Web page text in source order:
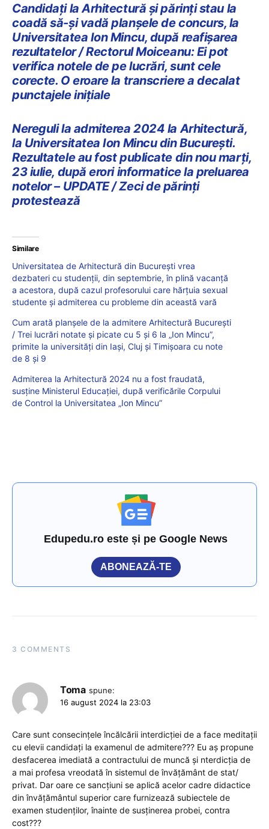
Candidați la Arhitectură și părinți stau la
coadă să-și vadă planșele de concurs, la
Universitatea Ion Mincu, după reafișarea
rezultatelor / Rectorul Moiceanu: Ei pot
verifica notele de pe lucrări, sunt cele
corecte. O eroare la transcriere a decalat
punctajele inițiale
Nereguli la admiterea 2024 la Arhitectură,
la Universitatea Ion Mincu din București.
Rezultatele au fost publicate din nou marți,
23 iulie, după erori informatice la preluarea
notelor – UPDATE / Zeci de părinți
protestează
Similare
Universitatea de Arhitectură din București vrea
dezbateri cu studenții, din septembrie, în plină vacanță
a acestora, după cazul profesorului care hărțuia sexual
studente și admiterea cu probleme din această vară
Cum arată planșele de la admitere Arhitectură București
/ Trei lucrări notate și picate cu 5 și 6 la „Ion Mincu”,
primite la universități din Iași, Cluj și Timișoara cu note
de 8 și 9
Admiterea la Arhitectură 2024 nu a fost fraudată,
susține Ministerul Educației, după verificările Corpului
de Control la Universitatea „Ion Mincu”
Edupedu.ro este și pe Google News
ABONEAZĂ-TE
3 COMMENTS
Toma spune:
16 august 2024 la 23:03
Care sunt consecințele încălcării interdicției de a face meditații
cu elevii candidați la examenul de admitere??? Eu aș propune
desfacerea imediată a contractului de muncă și nterdicția de
a mai profesa vreodată în sistemul de învățământ de stat/
privat. Dar oare ce sancțiuni se aplică acelor cadre didactice
din învățământul superior care furnizează subiectele de
examen studenților, înainte de susținerea probei, contra
cost???